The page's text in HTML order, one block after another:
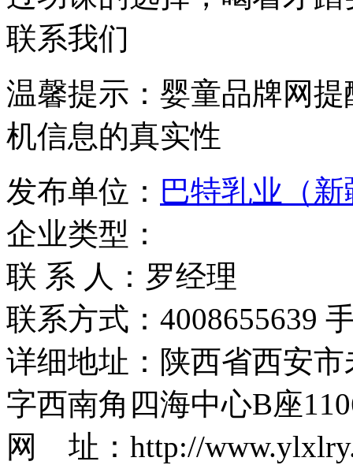
联系我们
温馨提示：婴童品牌网
机信息的真实性
发布单位： 巴特乳业（
企业类型：
联 系 人：罗经理
联系方式：4008655639
详细地址：陕西省西安
字西南角四海中心B座
网 址：http://